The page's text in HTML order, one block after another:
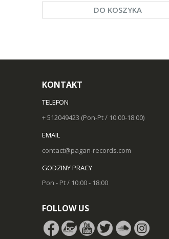
DO KOSZYKA
KONTAKT
TELEFON
+ 512049423 (Pon-Pt / 10:00-18:00)
EMAIL
contact@pagan-records.com
GODZINY PRACY
Pon - Pt / 10:00 - 18:00
FOLLOW US